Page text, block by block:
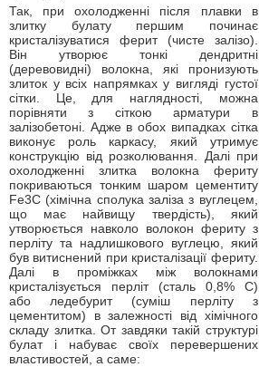
Так, при охолодженні після плавки в
злитку булату першим починає
кристалізуватися ферит (чисте залізо).
Він утворює тонкі дендритні
(деревовидні) волокна, які пронизують
злиток у всіх напрямках у вигляді густої
сітки. Це, для наглядності, можна
порівняти з сіткою арматури в
залізобетоні. Адже в обох випадках сітка
виконує роль каркасу, який утримує
конструкцію від розколювання. Далі при
охолодженні злитка волокна фериту
покриваються тонким шаром цементиту
Fe3C (хімічна сполука заліза з вуглецем,
що має найвищу твердість), який
утворюється навколо волокон фериту з
перліту та надлишкового вуглецю, який
був витиснений при кристалізації фериту.
Далі в проміжках між волокнами
кристалізується перліт (сталь 0,8% С)
або ледебурит (суміш перліту з
цементитом) в залежності від хімічного
складу злитка. От завдяки такій структурі
булат і набуває своїх перевершених
властивостей, а саме: